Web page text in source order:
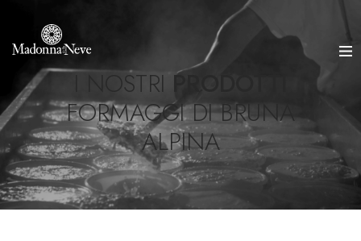
I NOSTRI PRODOTTI
FORMAGGI DI BRUNA
ALPINA